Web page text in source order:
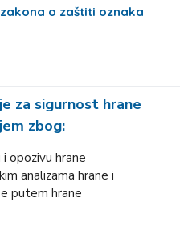
o zaštiti oznaka
za sigurnost hrane
zbog:
opozivu hrane
analizama hrane i
putem hrane